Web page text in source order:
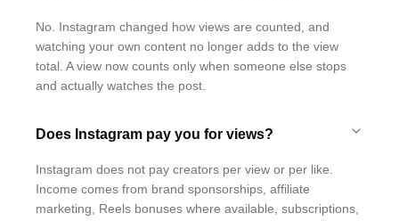
No. Instagram changed how views are counted, and
watching your own content no longer adds to the view
total. A view now counts only when someone else stops
and actually watches the post.
Does Instagram pay you for views?
Instagram does not pay creators per view or per like.
Income comes from brand sponsorships, affiliate
marketing, Reels bonuses where available, subscriptions,